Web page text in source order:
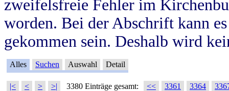
zweifelsfreie Fehler im
worden. Bei der Abschrift kann
gekommen sein. Deshalb wird
Alles Suchen Auswahl Detail
|< < > >| 3380 Einträge gesamt: << 3361 3364